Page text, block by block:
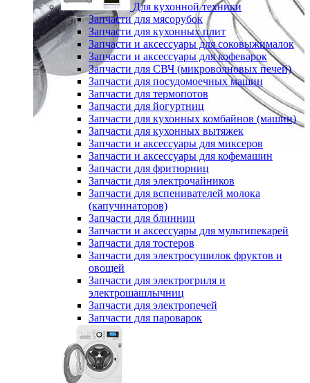
Для кухонной техники
Запчасти для мясорубок
Запчасти для кухонных плит
Запчасти и аксессуары для соковыжималок
Запчасти и аксессуары для кофеварок
Запчасти для СВЧ (микроволновых печей)
Запчасти для посудомоечных машин
Запчасти для термопотов
Запчасти для йогуртниц
Запчасти для кухонных комбайнов (машин)
Запчасти для кухонных вытяжек
Запчасти и аксессуары для миксеров
Запчасти и аксессуары для кофемашин
Запчасти для фритюрниц
Запчасти для электрочайников
Запчасти для вспенивателей молока
(капучинаторов)
Запчасти для блинниц
Запчасти и аксессуары для мультипекарей
Запчасти для тостеров
Запчасти для электросушилок фруктов и
овощей
Запчасти для электрогриля и
электрошашлычниц
Запчасти для электропечей
Запчасти для пароварок